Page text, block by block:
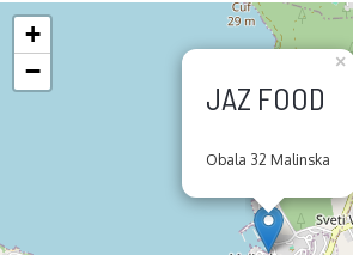
JAZ FOOD
Obala 32 Malinska
×
+
−